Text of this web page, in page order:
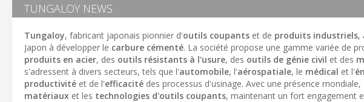
TUNGALOY NEWS
Tungaloy, fabricant japonais pionnier d'outils coupants et de produits industriels,
Japon à développer le carbure cémenté. La société propose une gamme variée de
produits en acier, des outils résistants à l'usure, des outils de génie civil et des
s'adressent à divers secteurs, tels que l'automobile, l'aérospatiale, le médical et l'
productivité et de l'efficacité des processus d'usinage. Avec une présence
matériaux et les technologies d'outils coupants, maintenant un fort engagement